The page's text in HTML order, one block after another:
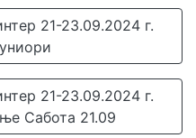
21-23.09.2024 г.
21-23.09.2024 г.
Сабота 21.09